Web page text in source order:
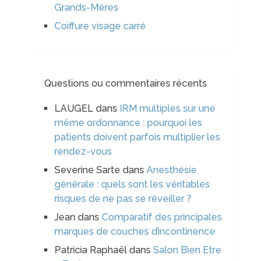
Grands-Mères
Coiffure visage carré
Questions ou commentaires récents
LAUGELdans
IRM multiples sur une
même ordonnance : pourquoi les
patients doivent parfois multiplier les
rendez-vous
Severine Sarte dans Anesthésie
générale : quels sont les véritables
risques de ne pas se réveiller ?
Jeandans Comparatif des principales
marques de couches d’incontinence
Patricia Raphaëldans Salon Bien Etre